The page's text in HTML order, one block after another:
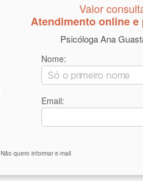
Valor
Atendimento online e
Psicóloga Ana
Nome:
Email:
Não quero informar e-mail